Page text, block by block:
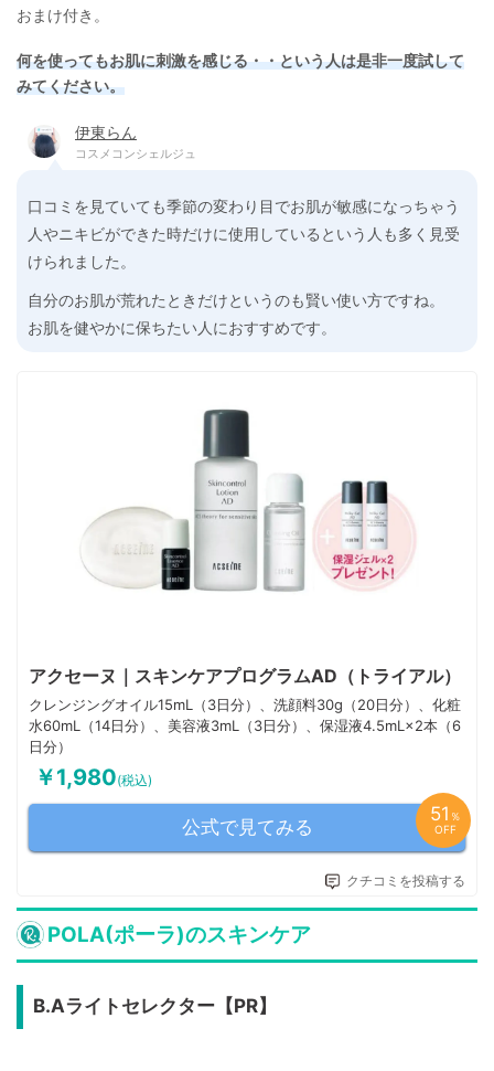
おまけ付き。
何を使ってもお肌に刺激を感じる・・という人は是非一度試して
みてください。
伊東らん
コスメコンシェルジュ
口コミを見ていても季節の変わり目でお肌が敏感になっちゃう
人やニキビができた時だけに使用しているという人も多く見受
けられました。
自分のお肌が荒れたときだけというのも賢い使い方ですね。
お肌を健やかに保ちたい人におすすめです。
アクセーヌ｜スキンケアプログラムAD（トライアル）
クレンジングオイル15mL（3日分）、洗顔料30g（20日分）、化粧
水60mL（14日分）、美容液3mL（3日分）、保湿液4.5mL×2本（6
日分）
￥1,980(税込)
公式で見てみる
51 ％
OFF
クチコミを投稿する
POLA(ポーラ)のスキンケア
B.Aライトセレクター【PR】